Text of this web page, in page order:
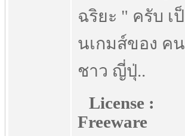
ฉริยะ " ครับ เป็
นเกมส์ของ คน
ชาว ญี่ปุ่..
License :
Freeware